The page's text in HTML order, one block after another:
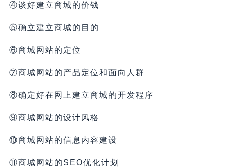
④谈好建立商城的价钱
⑤确立建立商城的目的
⑥商城网站的定位
⑦商城网站的产品定位和面向人群
⑧确定好在网上建立商城的开发程序
⑨商城网站的设计风格
⑩商城网站的信息内容建设
⑪商城网站的SEO优化计划